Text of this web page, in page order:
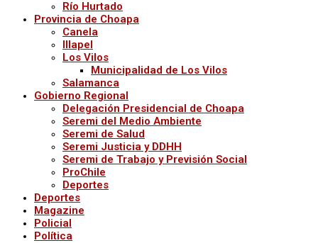
Río Hurtado
Provincia de Choapa
Canela
Illapel
Los Vilos
Municipalidad de Los Vilos
Salamanca
Gobierno Regional
Delegación Presidencial de Choapa
Seremi del Medio Ambiente
Seremi de Salud
Seremi Justicia y DDHH
Seremi de Trabajo y Previsión Social
ProChile
Deportes
Deportes
Magazine
Policial
Política